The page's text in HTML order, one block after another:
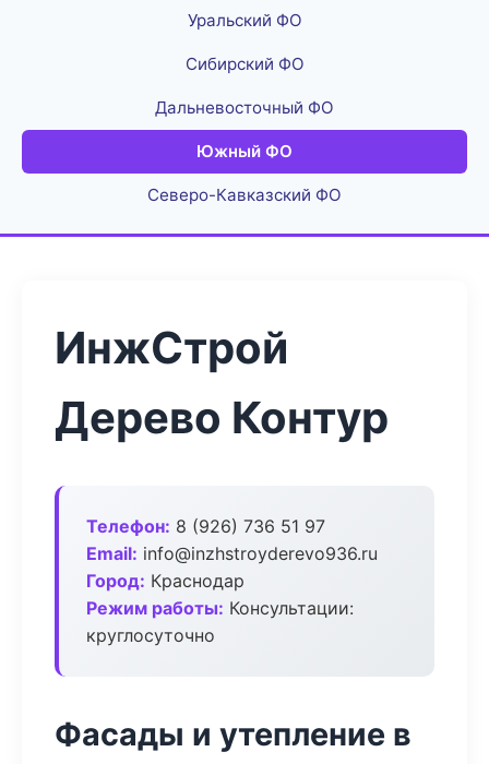
Уральский ФО
Сибирский ФО
Дальневосточный ФО
Южный ФО
Северо-Кавказский ФО
ИнжСтрой
Дерево Контур
Телефон: 8 (926) 736 51 97
Email: info@inzhstroyderevo936.ru
Город: Краснодар
Режим работы: Консультации:
круглосуточно
Фасады и утепление в